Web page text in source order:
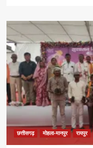
सकारात्मक
सोच,
जवाबदेही
और
संवेदनशील
प्रशासन
से
अंतिम
व्यक्ति
तक
पहुंचे
शासन
की
छत्तीसगढ़ मोहला-मानपुर रायपुर